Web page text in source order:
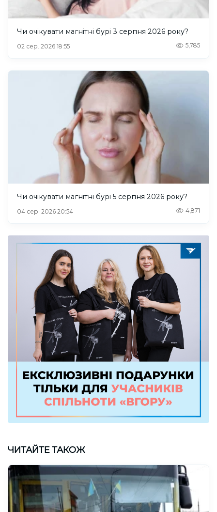
Чи очікувати магнітні бурі 3 серпня 2026 року?
02 сер. 2026 18:55 5,785
Чи очікувати магнітні бурі 5 серпня 2026 року?
04 сер. 2026 20:54 4,871
ЧИТАЙТЕ ТАКОЖ